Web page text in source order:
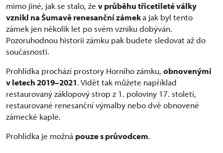
mimo jiné, jak se stalo, že v průběhu třicetileté války
vznikl na Šumavě renesanční zámeka jak byl tento
zámek jen několik let po svém vzniku dobýván.
Pozoruhodnou historii zámku pak budete sledovat až do
současnosti.
Prohlídka prochází prostory Horního zámku, obnovenými
v letech 2019–2021. Vidět tak můžete například
restaurovaný záklopový strop z 1. poloviny 17. století,
restaurované renesanční výmalby nebo dvě obnovené
zámecké kaple.
Prohlídka je možná pouze s průvodcem.